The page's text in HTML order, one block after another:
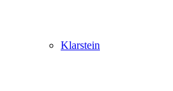
Klarstein